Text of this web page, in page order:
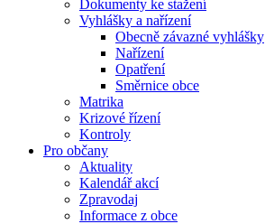
Dokumenty ke stažení
Vyhlášky a nařízení
Obecně závazné vyhlášky
Nařízení
Opatření
Směrnice obce
Matrika
Krizové řízení
Kontroly
Pro občany
Aktuality
Kalendář akcí
Zpravodaj
Informace z obce